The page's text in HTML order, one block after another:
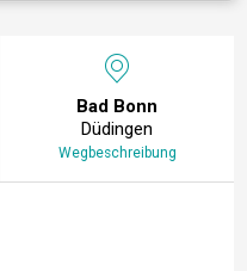
Bad Bonn
Düdingen
Wegbeschreibung